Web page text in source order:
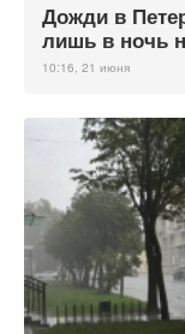
Дожди в
лишь в ночь
10:16, 21 июня